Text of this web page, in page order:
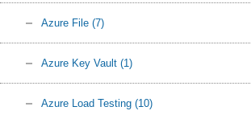
Azure File (7)
Azure Key Vault (1)
Azure Load Testing (10)